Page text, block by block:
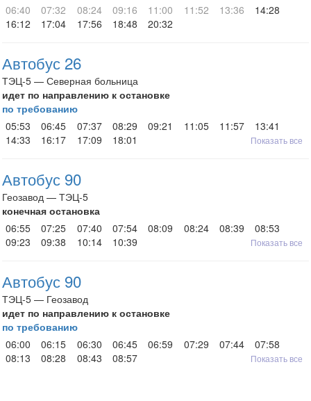
06:40
07:32 08:24 09:16 11:00 11:52 13:36
14:28
16:12
17:04 17:56 18:48 20:32
Автобус 26
ТЭЦ-5 — Северная больница
идет по направлению к остановке
по требованию
05:53
06:45 07:37 08:29 09:21 11:05 11:57
13:41
14:33
16:17 17:09 18:01 Показать все
Автобус 90
Геозавод — ТЭЦ-5
конечная остановка
06:55
07:25 07:40 07:54 08:09 08:24 08:39
08:53
09:23
09:38 10:14 10:39 Показать все
Автобус 90
ТЭЦ-5 — Геозавод
идет по направлению к остановке
по требованию
06:00
06:15 06:30 06:45 06:59 07:29 07:44
07:58
08:13
08:28 08:43 08:57 Показать все